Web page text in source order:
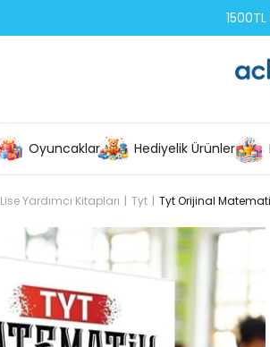
1500TL
Oyuncaklar Hediyelik Ürünler
Lise Yardımcı Kitapları Tyt Tyt Orijinal